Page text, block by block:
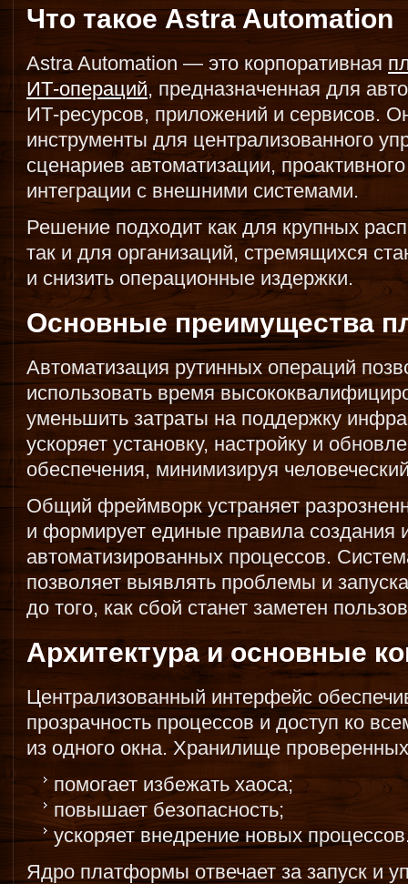
Что такое Astra Automation
Astra Automation — это корпоративная
ИТ-операций, предназначенная для
ИТ-ресурсов, приложений и сервисов.
инструменты для централизованного
сценариев автоматизации,
интеграции с внешними системами.
Решение подходит как для крупных
так и для организаций, стремящихся
и снизить операционные издержки.
Основные преимущества
Автоматизация рутинных операций
использовать время
уменьшить затраты на поддержку
ускоряет установку, настройку и
обеспечения, минимизируя
Общий фреймворк устраняет
и формирует единые правила создания
автоматизированных процессов.
позволяет выявлять проблемы и
до того, как сбой станет заметен
Архитектура и основные
Централизованный интерфейс
прозрачность процессов и доступ ко
из одного окна. Хранилище
помогает избежать хаоса;
повышает безопасность;
ускоряет внедрение новых
Ядро платформы отвечает за запуск и